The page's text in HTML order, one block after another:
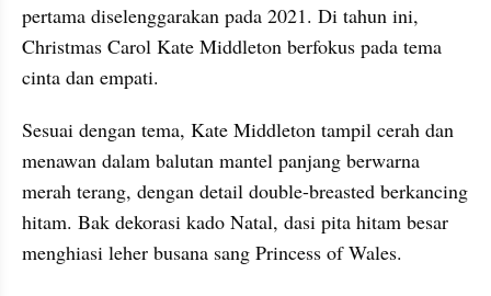
pertama diselenggarakan pada 2021. Di tahun ini,
Christmas Carol Kate Middleton berfokus pada tema
cinta dan empati.
Sesuai dengan tema, Kate Middleton tampil cerah dan
menawan dalam balutan mantel panjang berwarna
merah terang, dengan detail double-breasted berkancing
hitam. Bak dekorasi kado Natal, dasi pita hitam besar
menghiasi leher busana sang Princess of Wales.